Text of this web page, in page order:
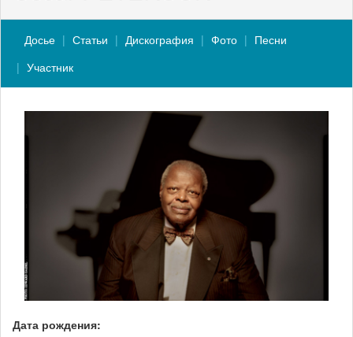
Досье Статьи Дискография Фото
Песни
Участник
Дата рождения: